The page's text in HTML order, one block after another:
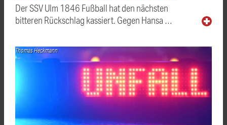
Der SSV Ulm 1846 Fußball hat den nächsten
bitteren Rückschlag kassiert. Gegen Hansa …
Thomas Heckmann